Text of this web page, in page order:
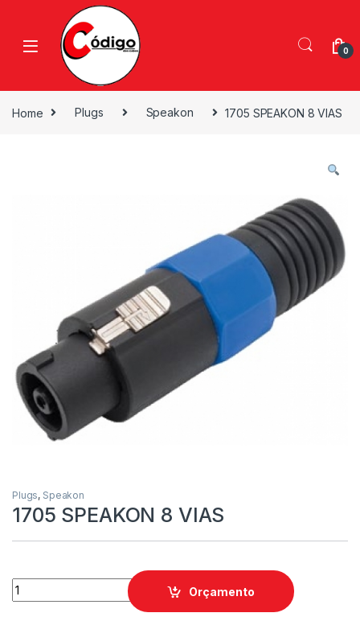
0
Home Plugs Speakon 1705 SPEAKON 8 VIAS
Plugs, Speakon
1705 SPEAKON 8 VIAS
Orçamento